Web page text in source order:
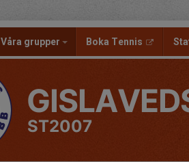
Våra grupper Boka Tennis
ST2007